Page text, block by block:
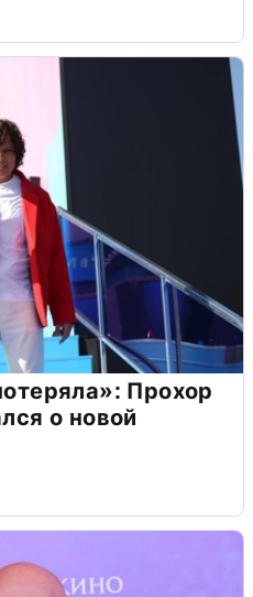
Прохор
о новой